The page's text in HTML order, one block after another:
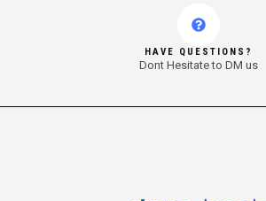
HAVE QUESTIONS?
Dont Hesitate to DM us